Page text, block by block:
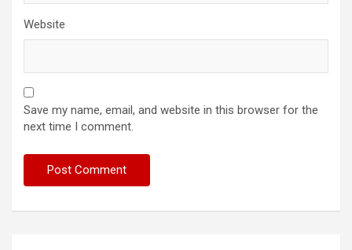
Website
Save my name, email, and website in this browser for the
next time I comment.